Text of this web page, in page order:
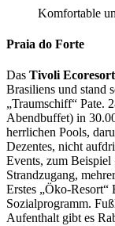
Komfortable
Praia do Forte
Das Tivoli Ecoresort
Brasiliens und stand
„Traumschiff“ Pate.
Abendbuffet) in
herrlichen Pools,
Dezentes, nicht
Events, zum Beispiel
Strandzugang,
Erstes „Öko-
Sozialprogramm.
Aufenthalt gibt es